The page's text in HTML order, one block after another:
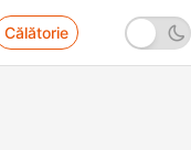
Călătorie